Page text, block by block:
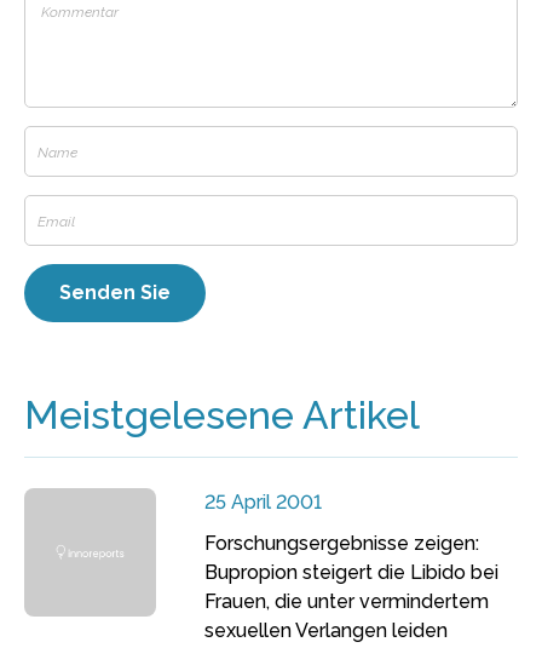
Meistgelesene Artikel
25 April 2001
Forschungsergebnisse zeigen:
Bupropion steigert die Libido bei
Frauen, die unter vermindertem
sexuellen Verlangen leiden